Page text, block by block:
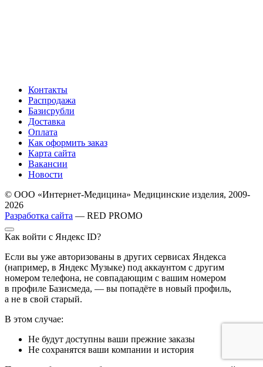
Контакты
Распродажа
Базисрубли
Доставка
Оплата
Как оформить заказ
Карта сайта
Вакансии
Новости
© ООО «Интернет-Медицина» Медицинские изделия, 2009-
2026
Разработка сайта — RED PROMO
Как войти с Яндекс ID?
Если вы уже авторизованы в других сервисах Яндекса
(например, в Яндекс Музыке) под аккаунтом с другим
номером телефона, не совпадающим с вашим номером
в профиле Базисмеда, — вы попадёте в новый профиль,
а не в свой старый.
В этом случае:
Не будут доступны ваши прежние заказы
Не сохранятся ваши компании и история